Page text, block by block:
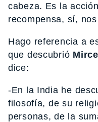
cabeza. Es la
recompensa, sí,
Hago referencia a
que descubrió
dice:
-En la India he
filosofía, de su
personas, de la